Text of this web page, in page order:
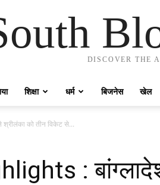
DISCOVER THE
शिक्षा धर्म बिजनेस खेल
को तीन विकेट से...
: